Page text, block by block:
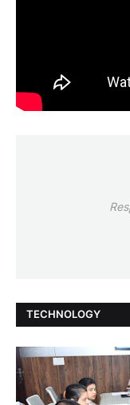
TECHNOLOGY